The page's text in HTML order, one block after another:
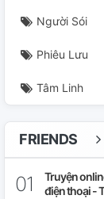
Người Sói
Phiêu Lưu
Tâm Linh
FRIENDS
Truyện
điện thoại -